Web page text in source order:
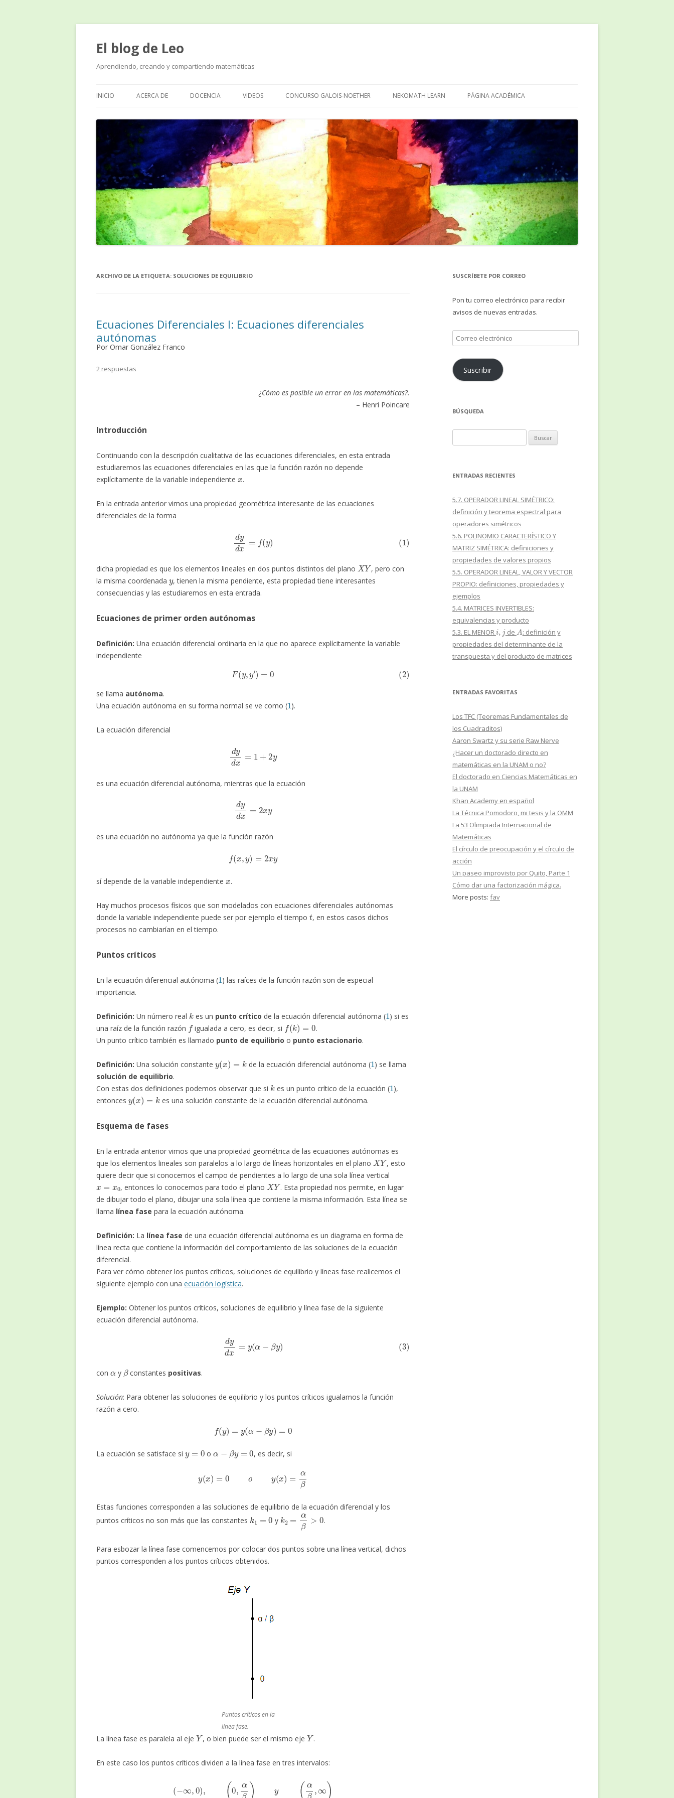
El blog de Leo
Aprendiendo, creando y compartiendo matemáticas
al
INICIO ACERCA DE DOCENCIA VIDEOS CONCURSO GALOIS-NOETHER NEKOMATH LEARN PÁGINA ACADÉMICA
ARCHIVO DE LA ETIQUETA: SOLUCIONES DE EQUILIBRIO
Ecuaciones Diferenciales I: Ecuaciones diferenciales
autónomas
Por Omar González Franco
2 respuestas
¿Cómo es posible un error en las matemáticas?.
– Henri Poincare
Introducción
Continuando con la descripción cualitativa de las ecuaciones diferenciales, en esta entrada
estudiaremos las ecuaciones diferenciales en las que la función razón no depende
explícitamente de la variable independiente
x
.
En la entrada anterior vimos una propiedad geométrica interesante de las ecuaciones
diferenciales de la forma
(1)d
dicha propiedad es que los elementos lineales en dos puntos distintos del plano
XY
, pero con
la misma coordenada
y
, tienen la misma pendiente, esta propiedad tiene interesantes
consecuencias y las estudiaremos en esta entrada.
Ecuaciones de primer orden autónomas
Definición: Una ecuación diferencial ordinaria en la que no aparece explícitamente la variable
independiente
(2)F( y,y 0
se llama autónoma.
Una ecuación autónoma en su forma normal se ve como ( ).
La ecuación diferencial
dy
es una ecuación diferencial autónoma, mientras que la ecuación
dyd
es una ecuación no autónoma ya que la función razón
f(x ,y) xy
sí depende de la variable independiente .
Hay muchos procesos físicos que son modelados con ecuaciones diferenciales autónomas
donde la variable independiente puede ser por ejemplo el tiempo
t
, en estos casos dichos
procesos no cambiarían en el tiempo.
Puntos críticos
En la ecuación diferencial autónoma ( ) las raíces de la función razón son de especial
importancia.
Definición: Un número real
k
es un punto crítico de la ecuación diferencial autónoma ( ) si es
una raíz de la función razón
f
igualada a cero, es decir, si
f(k)=0
.
Un punto crítico también es llamado punto de equilibrio o punto estacionario.
Definición: Una solución constante
( )
de la ecuación diferencial autónoma ( ) se llama
solución de equilibrio.
Con estas dos definiciones podemos observar que si
k
es un punto crítico de la ecuación ( ),
entonces
y(x) =k
es una solución constante de la ecuación diferencial autónoma.
Esquema de fases
En la entrada anterior vimos que una propiedad geométrica de las ecuaciones autónomas es
que los elementos lineales son paralelos a lo largo de líneas horizontales en el plano
XY
, esto
quiere decir que si conocemos el campo de pendientes a lo largo de una sola línea vertical
x=x0
, entonces lo conocemos para todo el plano
XY
. Esta propiedad nos permite, en lugar
de dibujar todo el plano, dibujar una sola línea que contiene la misma información. Esta línea se
llama línea fase para la ecuación autónoma.
Definición: La línea fase de una ecuación diferencial autónoma es un diagrama en forma de
línea recta que contiene la información del comportamiento de las soluciones de la ecuación
diferencial.
Para ver cómo obtener los puntos críticos, soluciones de equilibrio y líneas fase realicemos el
siguiente ejemplo con una ecuación logística.
Ejemplo: Obtener los puntos críticos, soluciones de equilibrio y línea fase de la siguiente
ecuación diferencial autónoma.
(3)d
con y
β
constantes positivas.
Solución: Para obtener las soluciones de equilibrio y los puntos críticos igualamos la función
razón a cero.
f( =y(α y)=
La ecuación se satisface si o
y
, es decir, si
β
Estas funciones corresponden a las soluciones de equilibrio de la ecuación diferencial y los
puntos críticos no son más que las constantes
k 0
y
k β>
.
Para esbozar la línea fase comencemos por colocar dos puntos sobre una línea vertical, dichos
puntos corresponden a los puntos críticos obtenidos.
Puntos críticos en la
línea fase.
La línea fase es paralela al eje
Y
, o bien puede ser el mismo eje
Y
.
En este caso los puntos críticos dividen a la línea fase en tres intervalos:
,0 0 α
SUSCRÍBETE POR CORREO
Pon tu correo electrónico para recibir
avisos de nuevas entradas.
Correo
electrónico
Suscribir
BÚSQUEDA
ENTRADAS RECIENTES
5.7. OPERADOR LINEAL SIMÉTRICO:
definición y teorema espectral para
operadores simétricos
5.6. POLINOMIO CARACTERÍSTICO Y
MATRIZ SIMÉTRICA: definiciones y
propiedades de valores propios
5.5. OPERADOR LINEAL, VALOR Y VECTOR
PROPIO: definiciones, propiedades y
ejemplos
5.4. MATRICES INVERTIBLES:
equivalencias y producto
5.3. EL MENOR i,j de A: definición y
propiedades del determinante de la
transpuesta y del producto de matrices
ENTRADAS FAVORITAS
Los TFC (Teoremas Fundamentales de
los Cuadraditos)
Aaron Swartz y su serie Raw Nerve
¿Hacer un doctorado directo en
matemáticas en la UNAM o no?
El doctorado en Ciencias Matemáticas en
la UNAM
Khan Academy en español
La Técnica Pomodoro, mi tesis y la OMM
La 53 Olimpiada Internacional de
Matemáticas
El círculo de preocupación y el círculo de
acción
Un paseo improvisto por Quito, Parte 1
Cómo dar una factorización mágica.
More posts: fav